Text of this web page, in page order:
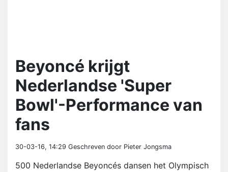
Beyoncé krijgt
Nederlandse 'Super
Bowl'-Performance van
fans
30-03-16, 14:29 Geschreven door Pieter Jongsma
500 Nederlandse Beyoncés dansen het Olympisch